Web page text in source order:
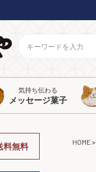
気持ち伝わる
メッセージ菓子
料無料 HOME